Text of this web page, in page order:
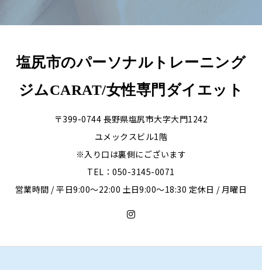
塩尻市のパーソナルトレーニング
ジムCARAT/女性専門ダイエット
〒399-0744 長野県塩尻市大字大門1242
ユメックスビル1階
※入り口は裏側にございます
TEL：050-3145-0071
営業時間 / 平日9:00〜22:00 土日9:00〜18:30 定休日 / 月曜日